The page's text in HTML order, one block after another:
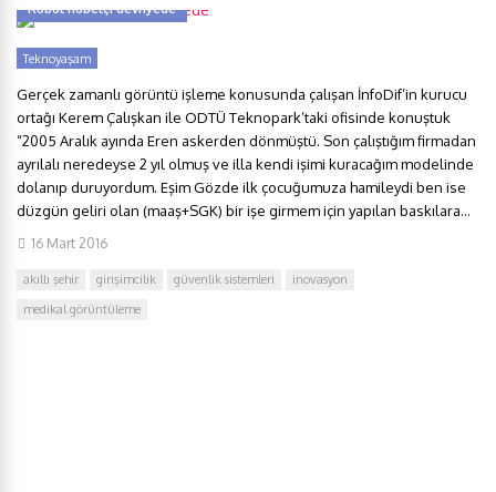
Robot nöbetçi devriyede
Teknoyaşam
Gerçek zamanlı görüntü işleme konusunda çalışan İnfoDif’in kurucu
ortağı Kerem Çalışkan ile ODTÜ Teknopark’taki ofisinde konuştuk
“2005 Aralık ayında Eren askerden dönmüştü. Son çalıştığım firmadan
ayrılalı neredeyse 2 yıl olmuş ve illa kendi işimi kuracağım modelinde
dolanıp duruyordum. Eşim Gözde ilk çocuğumuza hamileydi ben ise
düzgün geliri olan (maaş+SGK) bir işe girmem için yapılan baskılara...
16 Mart 2016
akıllı şehir girişimcilik güvenlik sistemleri
inovasyon
medikal görüntüleme